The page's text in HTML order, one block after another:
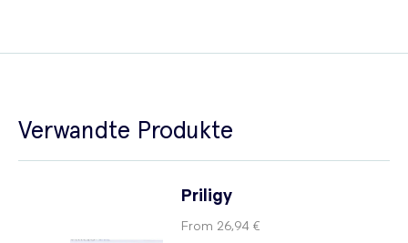
Verwandte Produkte
Priligy
From 26,94 €